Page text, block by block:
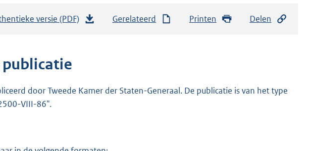
versie (PDF)
n
Gerelateerd Printen Delen
door Tweede Kamer der Staten-Generaal. De publicatie is van het type
VIII-86".